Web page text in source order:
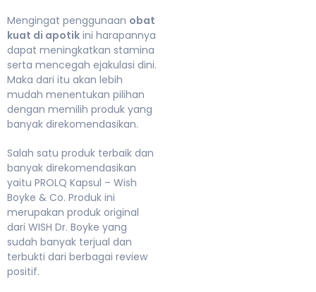
Mengingat penggunaan obat
kuat di apotik ini harapannya
dapat meningkatkan stamina
serta mencegah ejakulasi dini.
Maka dari itu akan lebih
mudah menentukan pilihan
dengan memilih produk yang
banyak direkomendasikan.
Salah satu produk terbaik dan
banyak direkomendasikan
yaitu PROLQ Kapsul – Wish
Boyke & Co. Produk ini
merupakan produk original
dari WISH Dr. Boyke yang
sudah banyak terjual dan
terbukti dari berbagai review
positif.